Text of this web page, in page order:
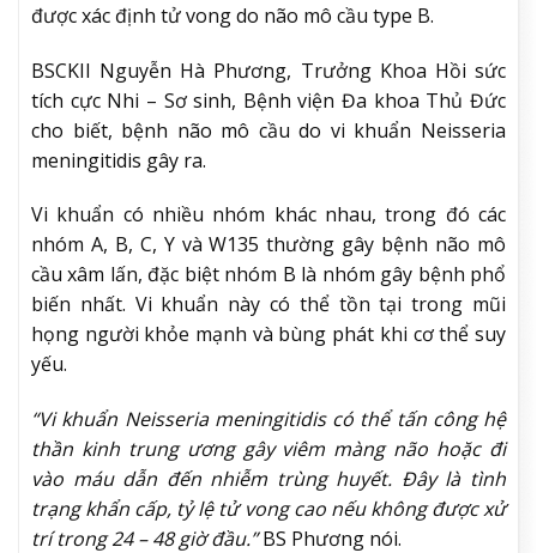
được xác định tử vong do não mô cầu type B.
BSCKII Nguyễn Hà Phương, Trưởng Khoa Hồi sức
tích cực Nhi – Sơ sinh, Bệnh viện Đa khoa Thủ Đức
cho biết, bệnh não mô cầu do vi khuẩn Neisseria
meningitidis gây ra.
Vi khuẩn có nhiều nhóm khác nhau, trong đó các
nhóm A, B, C, Y và W135 thường gây bệnh não mô
cầu xâm lấn, đặc biệt nhóm B là nhóm gây bệnh phổ
biến nhất. Vi khuẩn này có thể tồn tại trong mũi
họng người khỏe mạnh và bùng phát khi cơ thể suy
yếu.
“Vi khuẩn Neisseria meningitidis có thể tấn công hệ
thần kinh trung ương gây viêm màng não hoặc đi
vào máu dẫn đến nhiễm trùng huyết. Đây là tình
trạng khẩn cấp, tỷ lệ tử vong cao nếu không được xử
trí trong 24 – 48 giờ đầu.”BS Phương nói.